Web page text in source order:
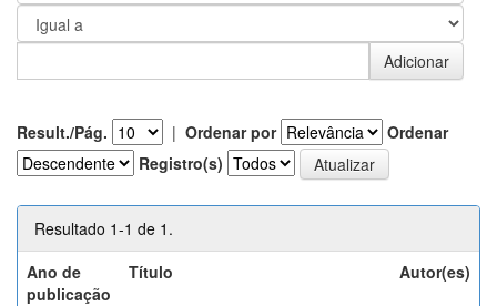
Result./Pág. | Ordenar por
Ordenar
Registro(s)
Resultado 1-1 de 1.
Ano de
publicação
Título Autor(es)